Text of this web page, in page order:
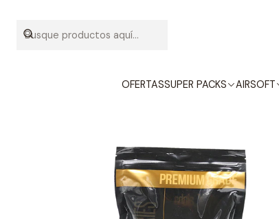
OFERTASSUPER PACKS AIRSOFT